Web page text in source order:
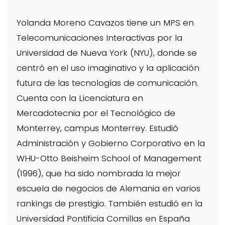
Yolanda Moreno Cavazos tiene un MPS en
Telecomunicaciones Interactivas por la
Universidad de Nueva York (NYU), donde se
centró en el uso imaginativo y la aplicación
futura de las tecnologías de comunicación.
Cuenta con la Licenciatura en
Mercadotecnia por el Tecnológico de
Monterrey, campus Monterrey. Estudió
Administración y Gobierno Corporativo en la
WHU-Otto Beisheim School of Management
(1996), que ha sido nombrada la mejor
escuela de negocios de Alemania en varios
rankings de prestigio. También estudió en la
Universidad Pontificia Comillas en España